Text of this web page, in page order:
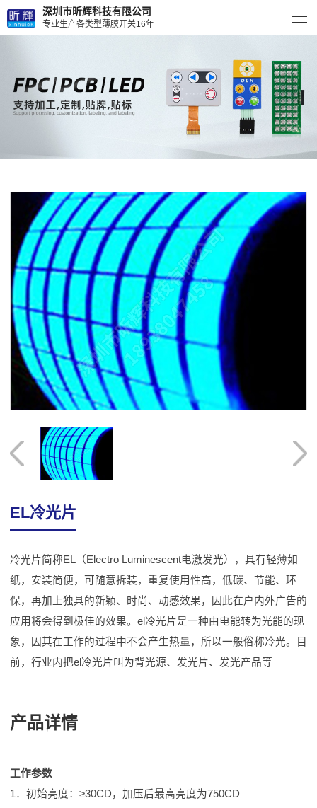
深圳市昕辉科技有限公司
专业生产各类型薄膜开关16年
EL冷光片
冷光片简称EL（Electro Luminescent电激发光），具有轻薄如
纸，安装简便，可随意拆装，重复使用性高，低碳、节能、环
保，再加上独具的新颖、时尚、动感效果，因此在户内外广告的
应用将会得到极佳的效果。el冷光片是一种由电能转为光能的现
象，因其在工作的过程中不会产生热量，所以一般俗称冷光。目
前，行业内把el冷光片叫为背光源、发光片、发光产品等
产品详情
工作参数
1．初始亮度：≥30CD，加压后最高亮度为750CD